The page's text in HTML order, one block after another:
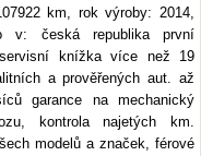
km, rok výroby: 2014,
v: česká republika první
knížka více než 19
a prověřených aut. až
garance na mechanický
kontrola najetých km.
modelů a značek, férové